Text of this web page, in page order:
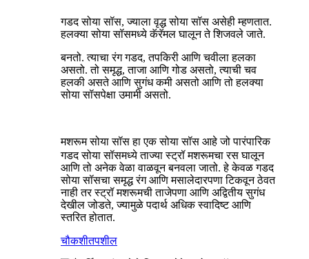
गडद सोया सॉस, ज्याला वृद्ध सोया सॉस असेही म्हणतात.
हलक्या सोया सॉसमध्ये कॅरॅमल घालून ते शिजवले जाते.
बनतो. त्याचा रंग गडद, ​​तपकिरी आणि चवीला हलका
असतो. तो समृद्ध, ताजा आणि गोड असतो, त्याची चव
हलकी असते आणि सुगंध कमी असतो आणि तो हलक्या
सोया सॉसपेक्षा उमामी असतो.
मशरूम सोया सॉस‌ हा एक सोया सॉस आहे जो पारंपारिक
गडद सोया सॉसमध्ये ताज्या स्ट्रॉ मशरूमचा रस घालून
आणि तो अनेक वेळा वाळवून बनवला जातो. हे केवळ गडद
सोया सॉसचा समृद्ध रंग आणि मसालेदारपणा टिकवून ठेवत
नाही तर स्ट्रॉ मशरूमची ताजेपणा आणि अद्वितीय सुगंध
देखील जोडते, ज्यामुळे पदार्थ अधिक स्वादिष्ट आणि
स्तरित होतात.
चौकशीतपशील